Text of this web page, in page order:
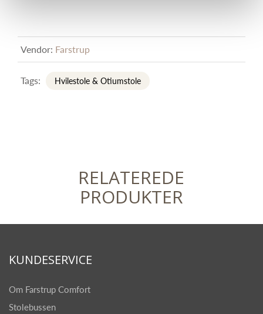
Vendor: Farstrup
Tags: Hvilestole & Otiumstole
RELATEREDE
PRODUKTER
KUNDESERVICE
Om Farstrup Comfort
Stolebussen